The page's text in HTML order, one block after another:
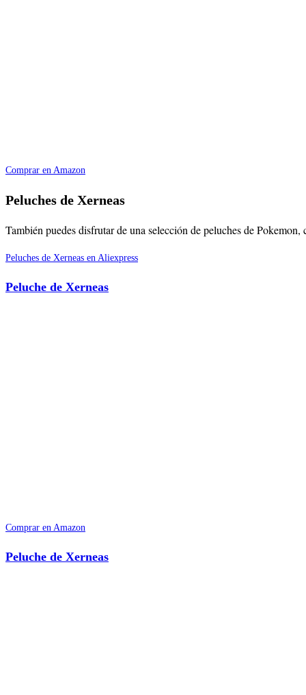
Comprar en Amazon
Peluches de Xerneas
También puedes disfrutar de una selección de peluches de
Peluches de Xerneas en Aliexpress
Peluche de Xerneas
Comprar en Amazon
Peluche de Xerneas